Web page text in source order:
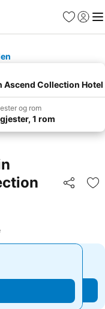
Favoritter
Logg
Ascend Collection Hotel
og rom
1 rom
Del